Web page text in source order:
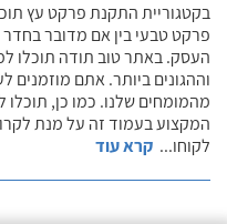
בקטגוריית התקנת פרקט עץ
פרקט טבעי בין אם מדובר
העסק. באתר טוב תודה תוכלו
וההגונים ביותר. אתם מוזמנים
מהמומחים שלנו. כמו כן,
המקצוע בעמוד זה על מנת
לקוחו... קרא עוד